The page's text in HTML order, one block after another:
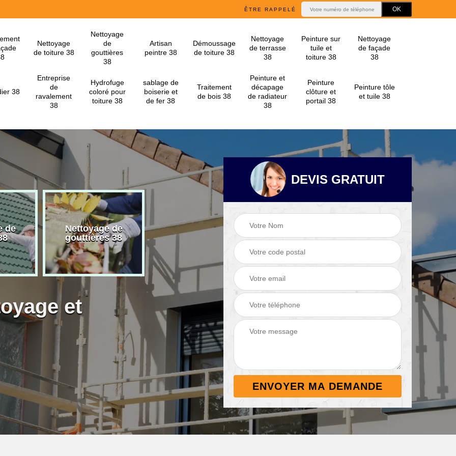
ÊTRE RAPPELÉ
Nettoyage
de toiture 38
Nettoyage
de
gouttières
38
Artisan
peintre 38
Démoussage
de toiture 38
Nettoyage
de terrasse
38
Peinture sur
tuile et
toiture 38
Nettoyage
de façade
38
38
Entreprise
de
ravalement
38
Hydrofuge
coloré pour
toiture 38
sablage de
boiserie et
de fer 38
Traitement
de bois 38
Peinture et
décapage
de radiateur
38
Peinture
clôture et
portail 38
Peinture tôle
et tuile 38
de
Nettoyage de
gouttières 38
Artisan peintre 38
Démoussage de
toiture 38
Nettoyage de
terrasse 38
et
DEVIS GRATUIT